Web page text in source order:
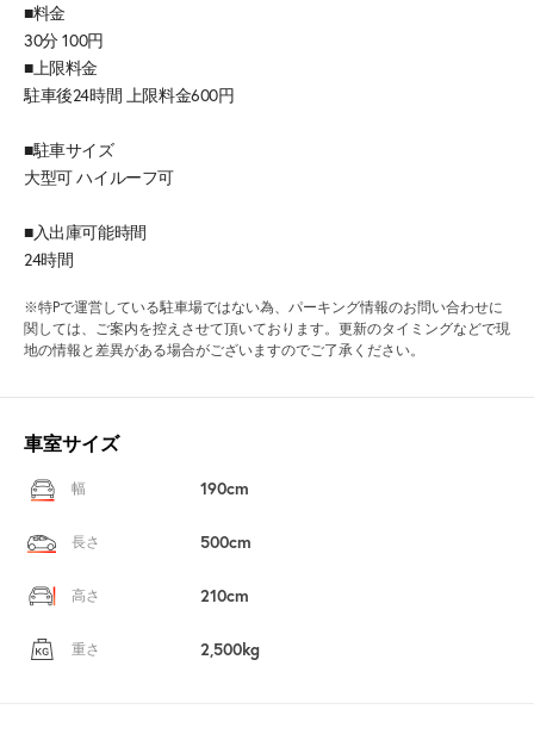
■料金
30分 100円
■上限料金
駐車後24時間 上限料金600円
■駐車サイズ
大型可 ハイルーフ可
■入出庫可能時間
24時間
※特Pで運営している駐車場ではない為、パーキング情報のお問い合わせに
関しては、ご案内を控えさせて頂いております。更新のタイミングなどで現
地の情報と差異がある場合がございますのでご了承ください。
車室サイズ
幅 190cm
長さ 500cm
高さ 210cm
重さ 2,500kg